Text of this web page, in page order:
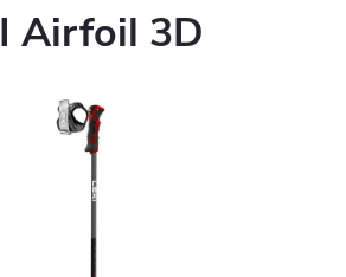
Airfoil 3D